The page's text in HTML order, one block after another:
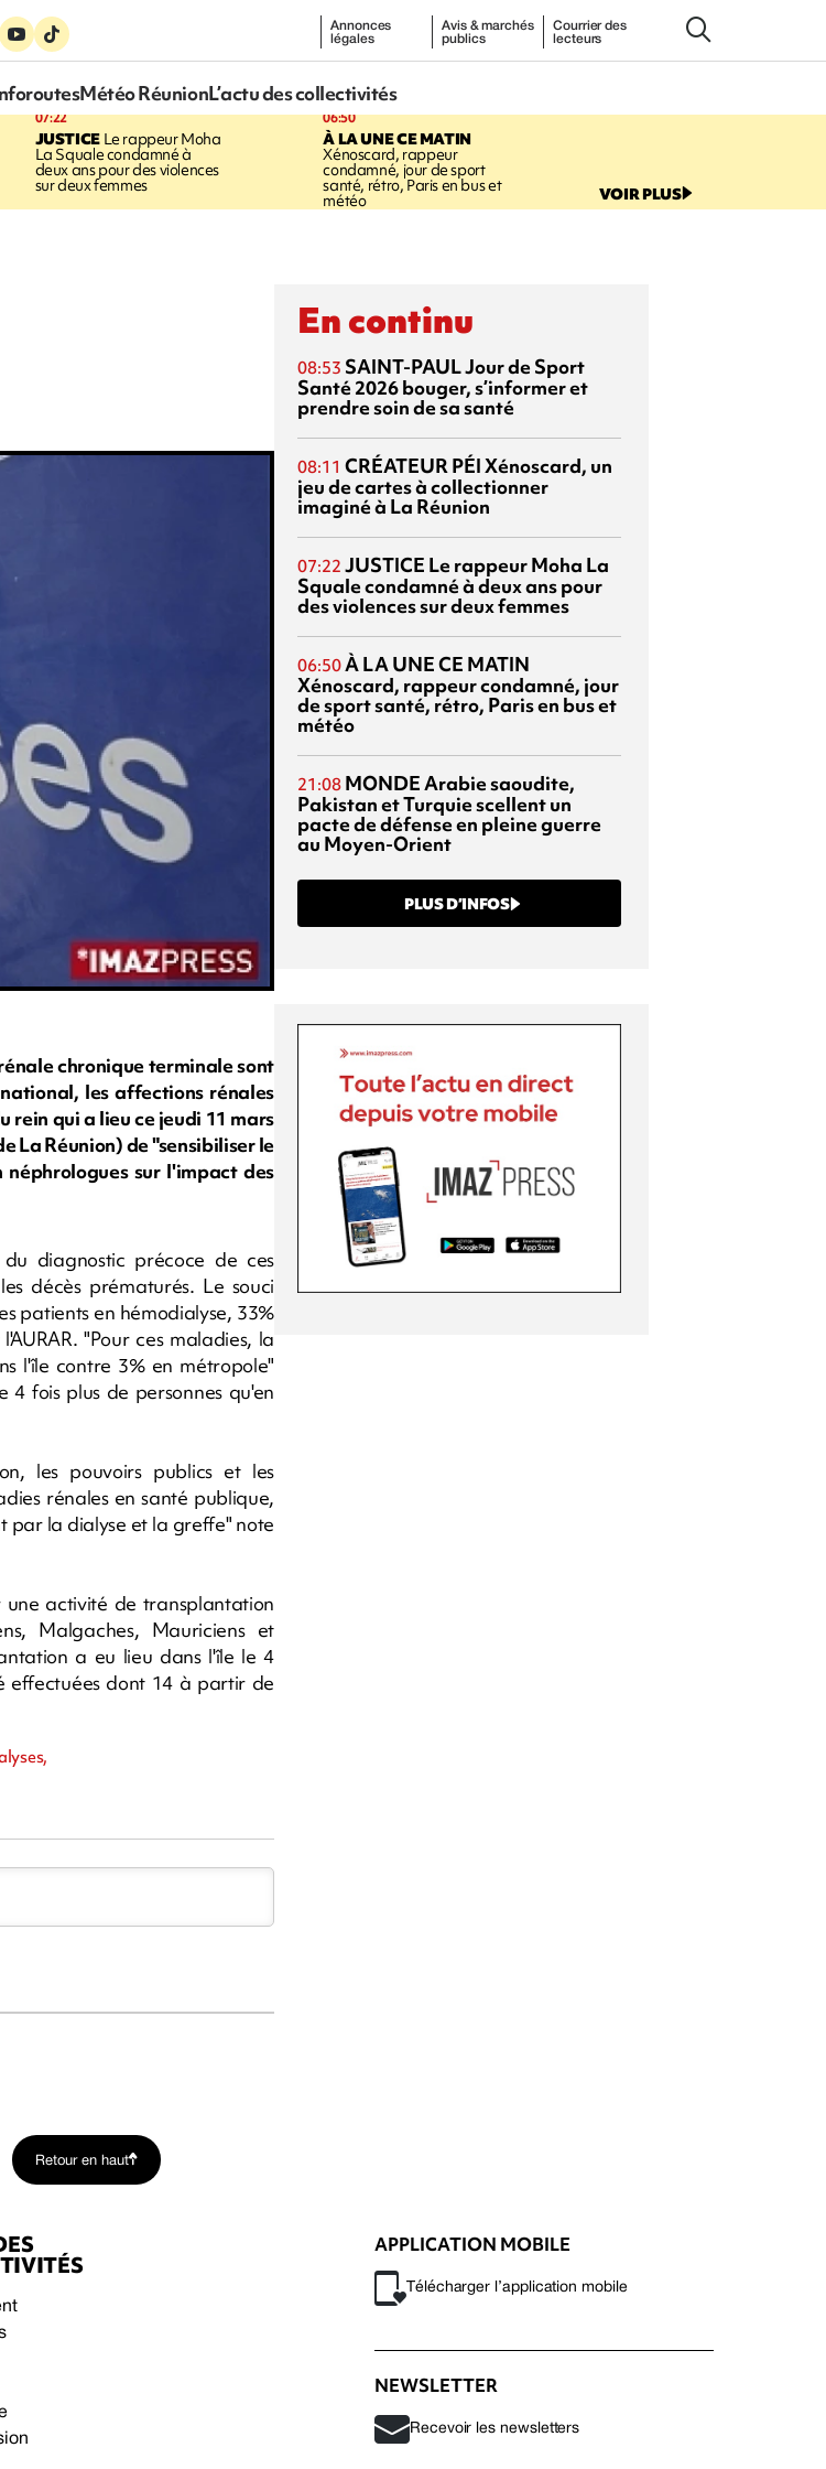
Annonces
légales
Avis & marchés
publics
Courrier des
lecteurs
Météo RéunionL’actu des collectivités
07:22
JUSTICELe rappeur Moha
La Squale condamné à
deux ans pour des violences
sur deux femmes
06:50
À LA UNE CE MATIN
Xénoscard, rappeur
condamné, jour de sport
santé, rétro, Paris en bus et
météo VOIR PLUS
chronique terminale sont
les affections rénales
rein qui a lieu ce jeudi 11 mars
La Réunion) de "sensibiliser le
sur l'impact des
diagnostic précoce de ces
décès prématurés. Le souci
patients en hémodialyse, 33%
"Pour ces maladies, la
l'île contre 3% en métropole"
fois plus de personnes qu'en
les pouvoirs publics et les
rénales en santé publique,
par la dialyse et la greffe" note
activité de transplantation
Malgaches, Mauriciens et
a eu lieu dans l'île le 4
effectuées dont 14 à partir de
En continu
08:53 SAINT-PAULJour de Sport
Santé 2026bouger, s’informer et
prendre soin de sa santé
08:11 CRÉATEUR PÉIXénoscard, un
jeu de cartes à collectionner
imaginé à La Réunion
07:22 JUSTICE Le rappeur Moha La
Squale condamné à deux ans pour
des violences sur deux femmes
06:50À LA UNE CE MATIN
Xénoscard, rappeur condamné, jour
de sport santé, rétro, Paris en bus et
météo
21:08 MONDEArabie saoudite,
Pakistan et Turquie scellent un
pacte de défense en pleine guerre
au Moyen-Orient
PLUS D’INFOS
Retour en haut
APPLICATION MOBILE
Télécharger l’application mobile
NEWSLETTER
Recevoir les newsletters